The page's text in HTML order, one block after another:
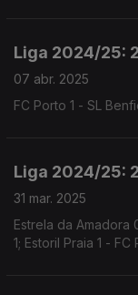
Liga 2024/25:
07 abr. 2025
FC Porto 1 - SL
Liga 2024/25:
31 mar. 2025
Estrela da Amadora
1; Estoril Praia 1 -